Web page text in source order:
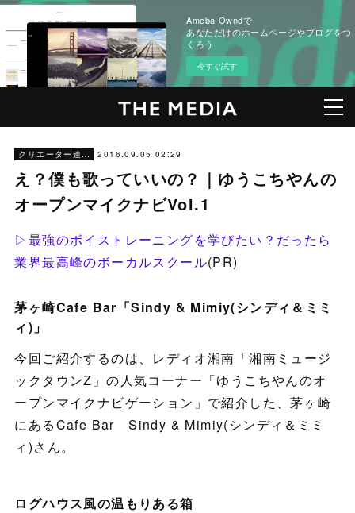
Ameba Owndで
あなただけのホームページやブログをつ
くろう
今すぐ試す
クリエーター連載：YUKOCHIYAN 2016.09.05 02:29
え？僕も歌っていいの？｜ゆうこちやんの
オープンマイクナビVol.1
▷最強のボイストレーニングを学びたい？だったら
業界最高峰のボーカルスクール(PR)
茅ヶ崎Cafe Bar「Sindy & Mimiy(シンディ＆ミミ
ィ)」
今回ご紹介するのは、レディオ湘南「湘南ミュージ
ックタウンZ」の人気コーナー「ゆうこちやんのオ
ープンマイクナビゲーション」で紹介した、茅ヶ崎
にあるCafe Bar Sindy & Mimiy(シンディ＆ミミ
ィ)さん。
ログハウス風の温もりある箱